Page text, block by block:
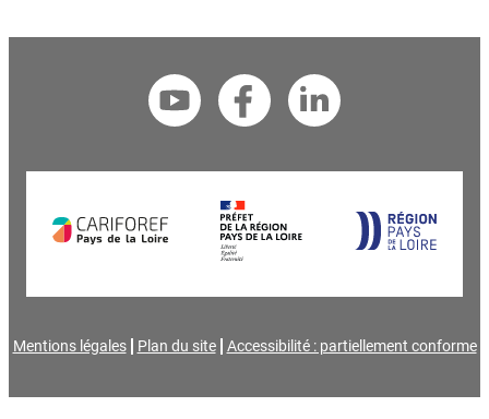
Mentions légales Plan du site Accessibilité : partiellement conforme